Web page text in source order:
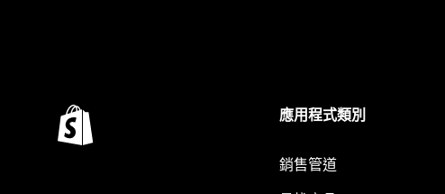
應用程式類別
銷售管道